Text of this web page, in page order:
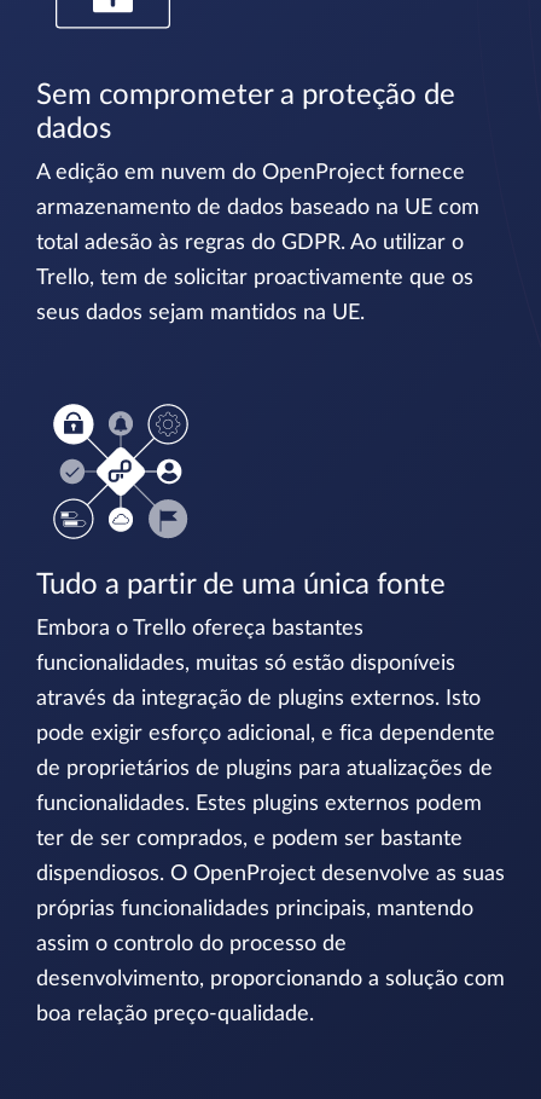
Sem comprometer a proteção de
dados
A edição em nuvem do OpenProject fornece
armazenamento de dados baseado na UE com
total adesão às regras do GDPR. Ao utilizar o
Trello, tem de solicitar proactivamente que os
seus dados sejam mantidos na UE.
Tudo a partir de uma única fonte
Embora o Trello ofereça bastantes
funcionalidades, muitas só estão disponíveis
através da integração de plugins externos. Isto
pode exigir esforço adicional, e fica dependente
de proprietários de plugins para atualizações de
funcionalidades. Estes plugins externos podem
ter de ser comprados, e podem ser bastante
dispendiosos. O OpenProject desenvolve as suas
próprias funcionalidades principais, mantendo
assim o controlo do processo de
desenvolvimento, proporcionando a solução com
boa relação preço-qualidade.